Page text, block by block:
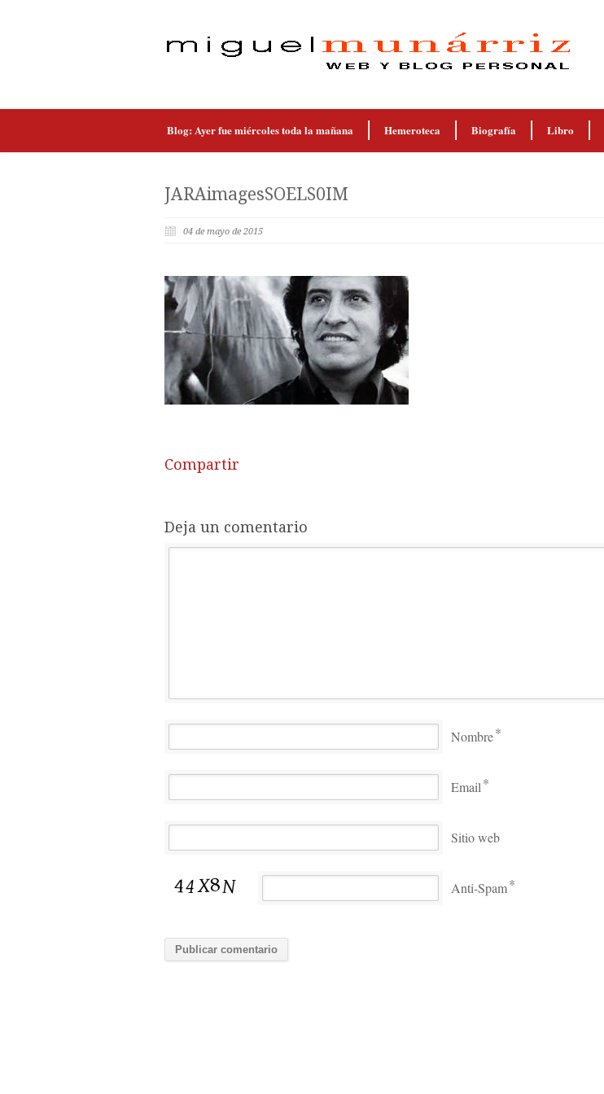
Blog: Ayer fue miércoles toda la mañana Hemeroteca Biografía Libro
JARAimagesSOELS0IM
04 de mayo de 2015
Compartir
Deja un comentario
Nombre*
Email*
Sitio web
Anti-Spam*